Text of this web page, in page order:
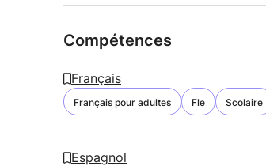
Compétences
Français
Français pour adultes Fle Scolaire
Espagnol